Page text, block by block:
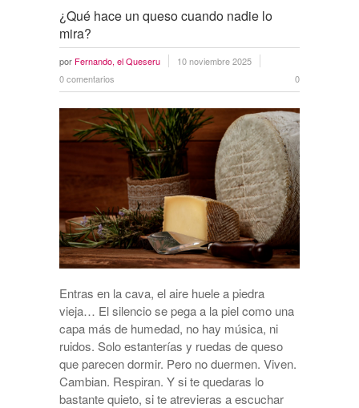
¿Qué hace un queso cuando nadie lo
mira?
por Fernando, el Queseru
10 noviembre 2025
0 comentarios
0
Entras en la cava, el aire huele a piedra
vieja… El silencio se pega a la piel como una
capa más de humedad, no hay música, ni
ruidos. Solo estanterías y ruedas de queso
que parecen dormir. Pero no duermen. Viven.
Cambian. Respiran. Y si te quedaras lo
bastante quieto, si te atrevieras a escuchar